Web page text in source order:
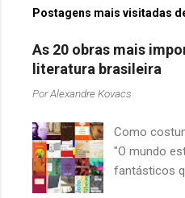
Postagens mais visitadas
As 20 obras mais
literatura brasileira
PorAlexandre Kovacs
Como
"O mundo
fantásticos